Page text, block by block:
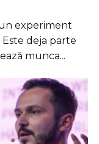
experiment
deja parte
munca...